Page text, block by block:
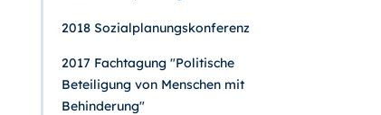
2018 Sozialplanungskonferenz
2017 Fachtagung "Politische
Beteiligung von Menschen mit
Behinderung"